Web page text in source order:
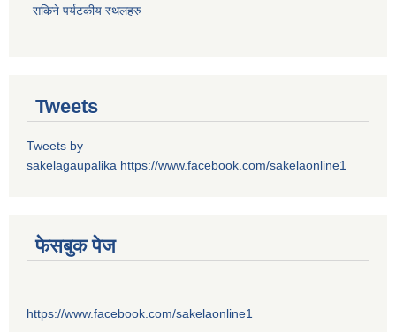
सकिने पर्यटकीय स्थलहरु
Tweets
Tweets by
sakelagaupalika https://www.facebook.com/sakelaonline1
फेसबुक पेज
https://www.facebook.com/sakelaonline1